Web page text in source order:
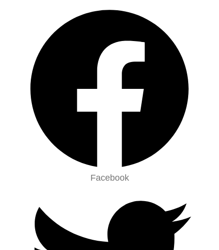
Facebook